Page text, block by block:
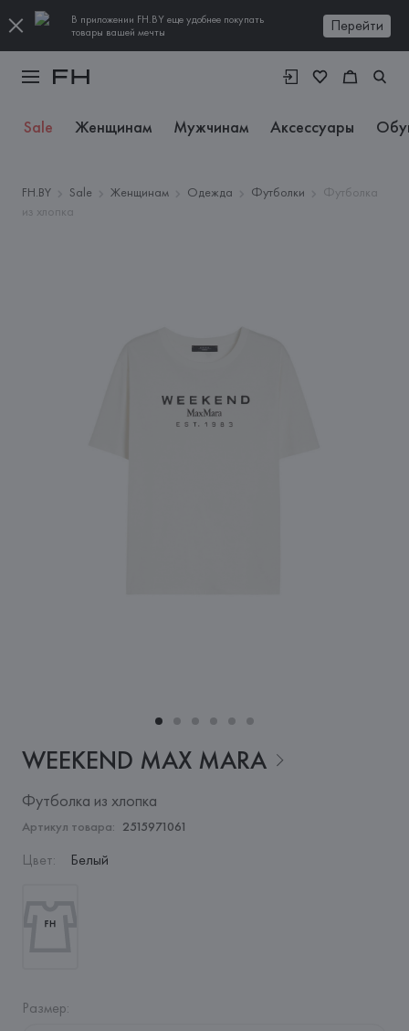
В приложении FH.BY еще удобнее покупать
товары вашей мечты
Перейти
Sale Женщинам Мужчинам Аксессуары
FH.BY Sale Женщинам Одежда Футболки
Футболка
из хлопка
WEEKEND MAX MARA
Футболка из хлопка
Артикул товара: 2515971061
Цвет: Белый
Размер: